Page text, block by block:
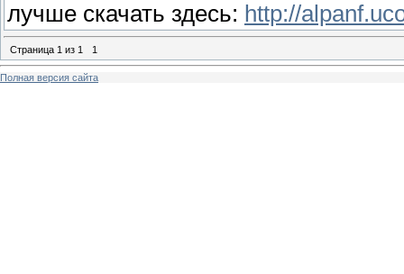
лучше скачать здесь: http://
Страница 1 из 1 1
Полная версия сайта